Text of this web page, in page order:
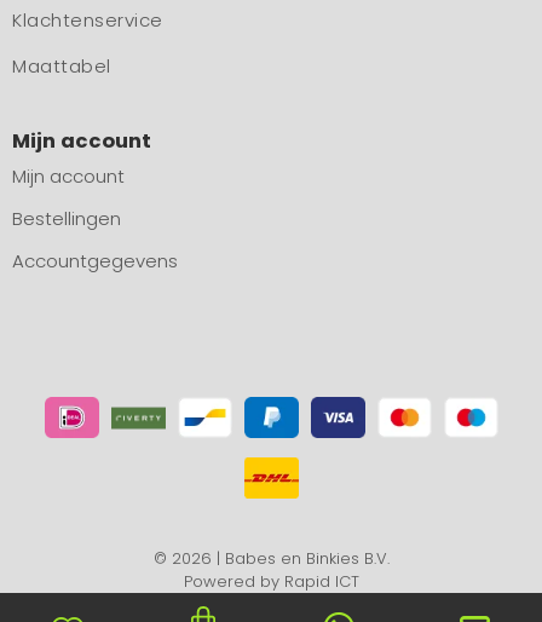
Klachtenservice
Maattabel
Mijn account
Mijn account
Bestellingen
Accountgegevens
© 2026 | Babes en Binkies B.V.
Powered by Rapid ICT